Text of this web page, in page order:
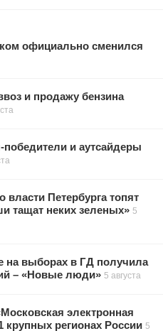
официально сменился
и продажу бензина
и аутсайдеры
Петербурга топят
тащат неких зеленых» 5
на выборах в ГД получила
– «Новые люди» 5 августа
электронная
крупных регионах России 5